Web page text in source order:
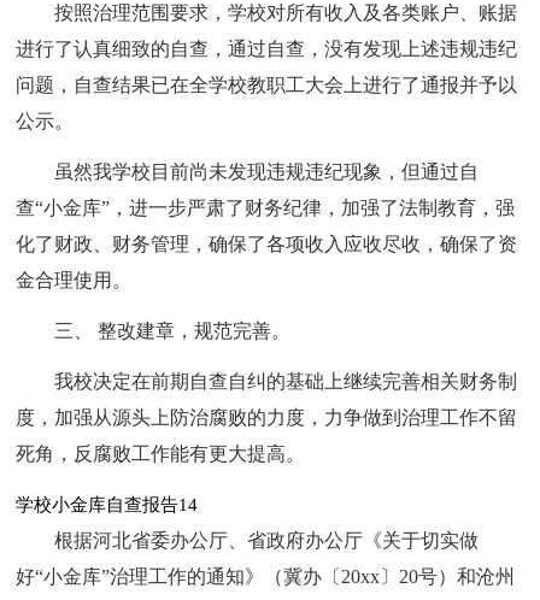
按照治理范围要求，学校对所有收入及各类账户、账据
进行了认真细致的自查，通过自查，没有发现上述违规违纪
问题，自查结果已在全学校教职工大会上进行了通报并予以
公示。
虽然我学校目前尚未发现违规违纪现象，但通过自
查“小金库”，进一步严肃了财务纪律，加强了法制教育，强
化了财政、财务管理，确保了各项收入应收尽收，确保了资
金合理使用。
三、 整改建章，规范完善。
我校决定在前期自查自纠的基础上继续完善相关财务制
度，加强从源头上防治腐败的力度，力争做到治理工作不留
死角，反腐败工作能有更大提高。
学校小金库自查报告14
根据河北省委办公厅、省政府办公厅《关于切实做
好“小金库”治理工作的通知》（冀办〔20xx〕20号）和沧州